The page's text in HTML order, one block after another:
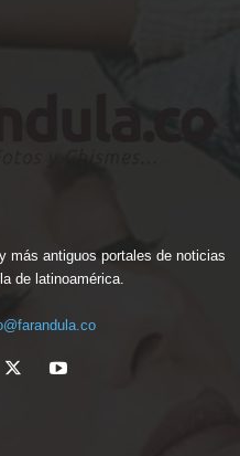
más antiguos portales de noticias
de latinoamérica.